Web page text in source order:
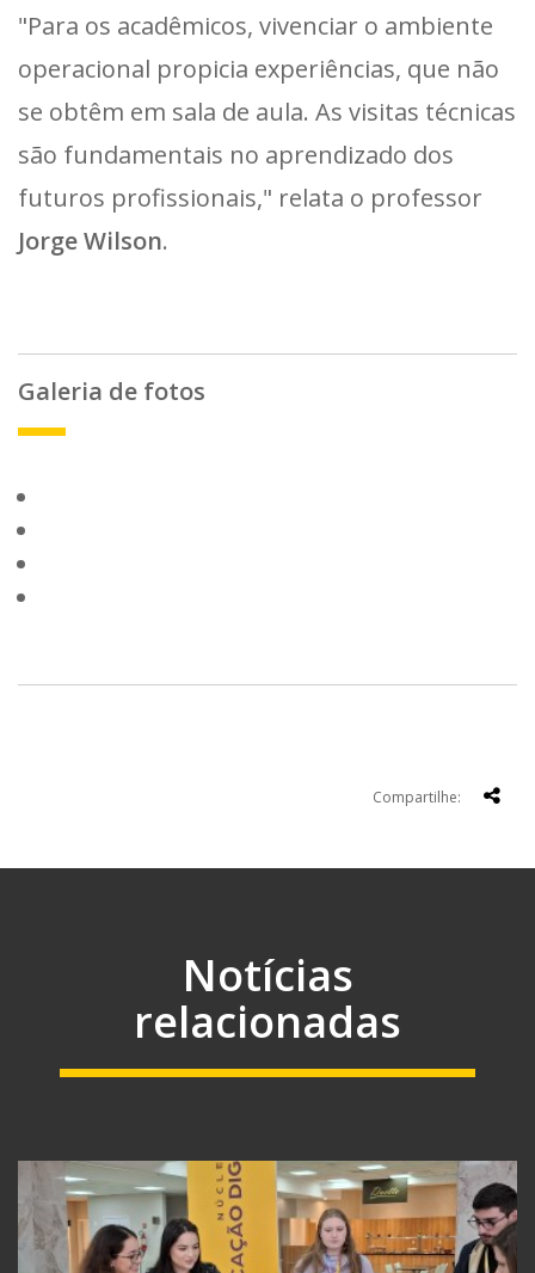
"Para os acadêmicos, vivenciar o ambiente
operacional propicia experiências, que não
se obtêm em sala de aula. As visitas técnicas
são fundamentais no aprendizado dos
futuros profissionais," relata o professor
Jorge Wilson.
Galeria de fotos
Compartilhe:
Notícias
relacionadas